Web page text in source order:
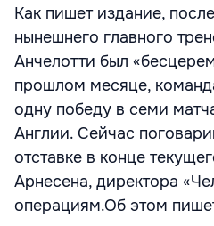
Как пишет издание,
нынешнего главного
Анчелотти был
прошлом месяце,
одну победу в семи
Англии. Сейчас
отставке в конце
Арнесена, директора
операциям.Об этом